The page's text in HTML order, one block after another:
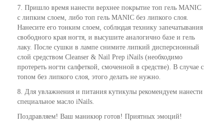
7. Пришло время нанести верхнее покрытие топ гель MANIC
с липким слоем, либо топ гель MANIC без липкого слоя.
Нанесите его тонким слоем, соблюдая технику запечатывания
свободного края ногтя, и высушите аналогично базе и гель
лаку. После сушки в лампе снимите липкий дисперсионный
слой средством Cleanser & Nail Prep iNails (необходимо
протереть ногти салфеткой, смоченной в средстве). В случае с
топом без липкого слоя, этого делать не нужно.
8. Для увлажнения и питания кутикулы рекомендуем нанести
специальное масло iNails.
Поздравляем! Ваш маникюр готов! Приятных эмоций!